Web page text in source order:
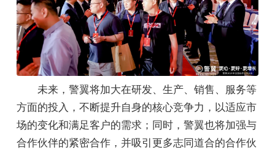
未来，警翼将加大在研发、生产、销售、服务等
方面的投入，不断提升自身的核心竞争力，以适应市
场的变化和满足客户的需求；同时，警翼也将加强与
合作伙伴的紧密合作，并吸引更多志同道合的合作伙